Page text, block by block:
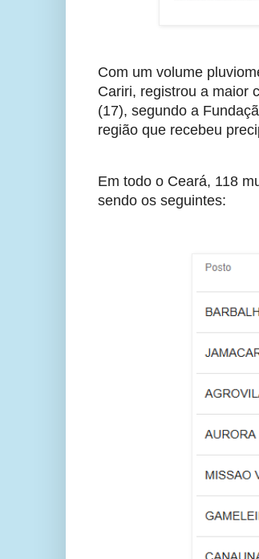
Com um volume
Cariri, registrou a maior
(17), segundo a
região que recebeu
Em todo o Ceará, 118
sendo os seguintes: